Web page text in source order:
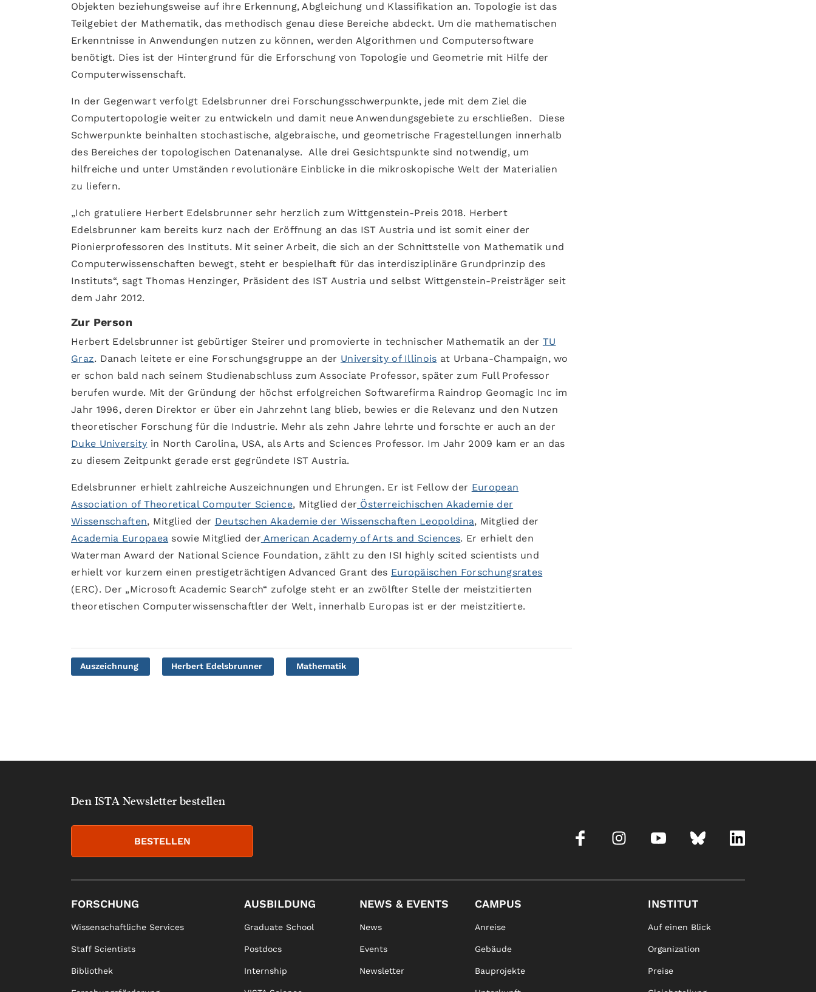
Objekten beziehungsweise auf ihre Erkennung, Abgleichung und Klassifikation an. Topologie ist das
Teilgebiet der Mathematik, das methodisch genau diese Bereiche abdeckt. Um die mathematischen
Erkenntnisse in Anwendungen nutzen zu können, werden Algorithmen und Computersoftware
benötigt. Dies ist der Hintergrund für die Erforschung von Topologie und Geometrie mit Hilfe der
Computerwissenschaft.
In der Gegenwart verfolgt Edelsbrunner drei Forschungsschwerpunkte, jede mit dem Ziel die
Computertopologie weiter zu entwickeln und damit neue Anwendungsgebiete zu erschließen. Diese
Schwerpunkte beinhalten stochastische, algebraische, und geometrische Fragestellungen innerhalb
des Bereiches der topologischen Datenanalyse. Alle drei Gesichtspunkte sind notwendig, um
hilfreiche und unter Umständen revolutionäre Einblicke in die mikroskopische Welt der Materialien
zu liefern.
„Ich gratuliere Herbert Edelsbrunner sehr herzlich zum Wittgenstein-Preis 2018. Herbert
Edelsbrunner kam bereits kurz nach der Eröffnung an das IST Austria und ist somit einer der
Pionierprofessoren des Instituts. Mit seiner Arbeit, die sich an der Schnittstelle von Mathematik und
Computerwissenschaften bewegt, steht er bespielhaft für das interdisziplinäre Grundprinzip des
Instituts“, sagt Thomas Henzinger, Präsident des IST Austria und selbst Wittgenstein-Preisträger seit
dem Jahr 2012.
Zur Person
Herbert Edelsbrunner ist gebürtiger Steirer und promovierte in technischer Mathematik an der TU
Graz. Danach leitete er eine Forschungsgruppe an der University of Illinois at Urbana-Champaign, wo
er schon bald nach seinem Studienabschluss zum Associate Professor, später zum Full Professor
berufen wurde. Mit der Gründung der höchst erfolgreichen Softwarefirma Raindrop Geomagic Inc im
Jahr 1996, deren Direktor er über ein Jahrzehnt lang blieb, bewies er die Relevanz und den Nutzen
theoretischer Forschung für die Industrie. Mehr als zehn Jahre lehrte und forschte er auch an der
Duke University in North Carolina, USA, als Arts and Sciences Professor. Im Jahr 2009 kam er an das
zu diesem Zeitpunkt gerade erst gegründete IST Austria.
Edelsbrunner erhielt zahlreiche Auszeichnungen und Ehrungen. Er ist Fellow der European
Association of Theoretical Computer Science, Mitglied der Österreichischen Akademie der
Wissenschaften, Mitglied der Deutschen Akademie der Wissenschaften Leopoldina, Mitglied der
Academia Europaea sowie Mitglied der American Academy of Arts and Sciences. Er erhielt den
Waterman Award der National Science Foundation, zählt zu den ISI highly scited scientists und
erhielt vor kurzem einen prestigeträchtigen Advanced Grant des Europäischen Forschungsrates
(ERC). Der „Microsoft Academic Search“ zufolge steht er an zwölfter Stelle der meistzitierten
theoretischen Computerwissenschaftler der Welt, innerhalb Europas ist er der meistzitierte.
Auszeichnung Herbert Edelsbrunner Mathematik
Den ISTA Newsletter bestellen
BESTELLEN
FORSCHUNG
Wissenschaftliche Services
Staff Scientists
Bibliothek
AUSBILDUNG
Graduate School
Postdocs
Internship
NEWS & EVENTS
News
Events
Newsletter
CAMPUS
Anreise
Gebäude
Bauprojekte
INSTITUT
Auf einen Blick
Organization
Preise